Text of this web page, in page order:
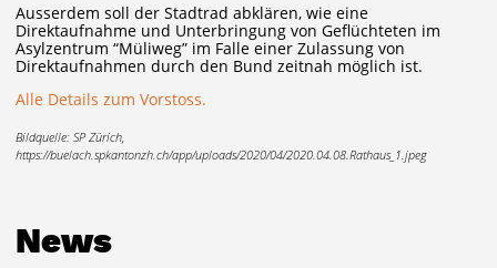
Ausserdem soll der Stadtrad abklären, wie eine
Direktaufnahme und Unterbringung von Geflüchteten im
Asylzentrum “Müliweg” im Falle einer Zulassung von
Direktaufnahmen durch den Bund zeitnah möglich ist.
Alle Details zum Vorstoss.
Bildquelle: SP Zürich,
https://buelach.spkantonzh.ch/app/uploads/2020/04/2020.04.08.Rathaus_1.jpeg
News